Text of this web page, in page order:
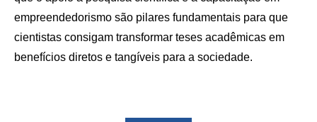
empreendedorismo são pilares fundamentais para que
cientistas consigam transformar teses acadêmicas em
benefícios diretos e tangíveis para a sociedade.